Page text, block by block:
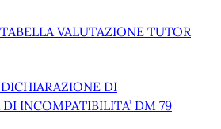
VALUTAZIONE TUTOR
DI
INCOMPATIBILITA’ DM 79